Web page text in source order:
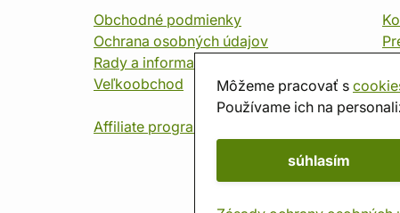
Môžeme pracovať s
Používame ich na
súhlasím
Obchodné podmienky
Ochrana osobných údajov
Rady a informace
Veľkoobchod
Affiliate program
O